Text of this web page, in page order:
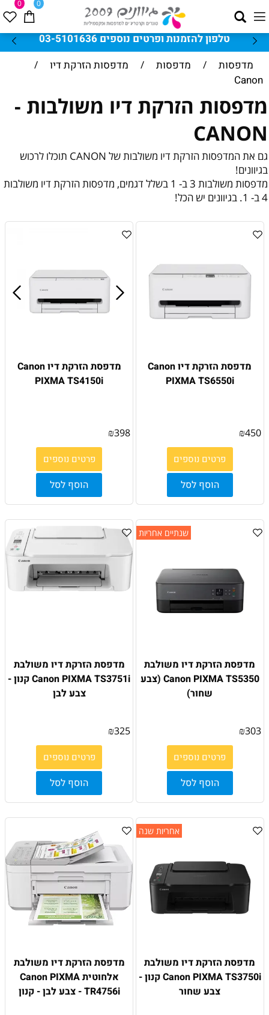
ופרטים נוספים 03-5101636 בקנייה מעל 500 ש"ח
0 0
מדפסות / מדפסות / מדפסות הזרקת דיו /
Canon
מדפסות הזרקת דיו משולבות -
CANON
גם את המדפסות הזרקת דיו משולבות של CANON תוכלו לרכוש
בגיוונים!
מדפסות משולבות 3 ב- 1 בשלל דגמים, מדפסות הזרקת דיו משולבות
4 ב- 1. בגיוונים יש הכל!
מדפסת הזרקת דיו Canon
PIXMA TS6550i
₪450
פרטים נוספים
הוסף לסל
מדפסת הזרקת דיו Canon
PIXMA TS4150i
₪398
פרטים נוספים
הוסף לסל
שנתיים אחריות
מדפסת הזרקת דיו משולבת
Canon PIXMA TS5350 (צבע
שחור)
₪303
פרטים נוספים
הוסף לסל
מדפסת הזרקת דיו משולבת
Canon PIXMA TS3751i קנון -
צבע לבן
₪325
פרטים נוספים
הוסף לסל
אחריות שנה
מדפסת הזרקת דיו משולבת
Canon PIXMA TS3750i קנון -
צבע שחור
מדפסת הזרקת דיו משולבת
אלחוטית Canon PIXMA
TR4756i - צבע לבן - קנון